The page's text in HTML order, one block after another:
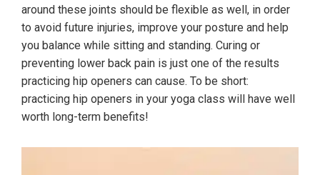
around these joints should be flexible as well, in order
to avoid future injuries, improve your posture and help
you balance while sitting and standing. Curing or
preventing lower back pain is just one of the results
practicing hip openers can cause. To be short:
practicing hip openers in your yoga class will have well
worth long-term benefits!